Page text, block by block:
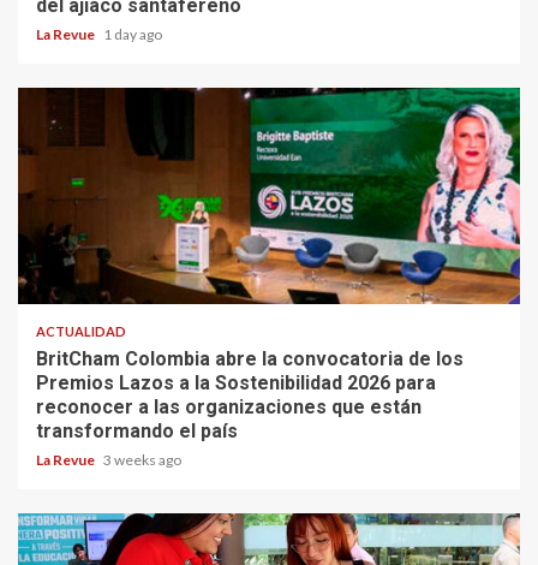
del ajiaco santafereño
La Revue 1 day ago
ACTUALIDAD
BritCham Colombia abre la convocatoria de los
Premios Lazos a la Sostenibilidad 2026 para
reconocer a las organizaciones que están
transformando el país
La Revue 3 weeks ago